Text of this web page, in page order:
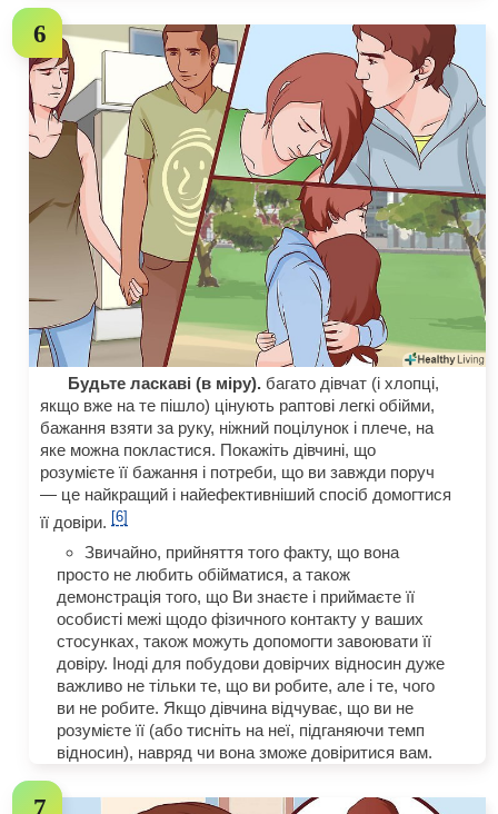
Будьте ласкаві (в міру). багато дівчат (і хлопці,
якщо вже на те пішло) цінують раптові легкі обійми,
бажання взяти за руку, ніжний поцілунок і плече, на
яке можна покластися. Покажіть дівчині, що
розумієте її бажання і потреби, що ви завжди поруч
— це найкращий і найефективніший спосіб домогтися
її довіри.[6]
Звичайно, прийняття того факту, що вона
просто не любить обійматися, а також
демонстрація того, що Ви знаєте і приймаєте її
особисті межі щодо фізичного контакту у ваших
стосунках, також можуть допомогти завоювати її
довіру. Іноді для побудови довірчих відносин дуже
важливо не тільки те, що ви робите, але і те, чого
ви не робите. Якщо дівчина відчуває, що ви не
розумієте її (або тисніть на неї, підганяючи темп
відносин), навряд чи вона зможе довіритися вам.